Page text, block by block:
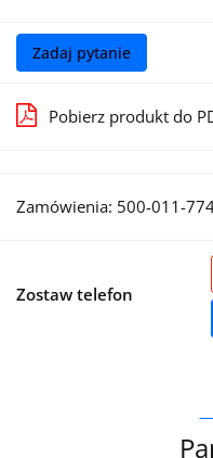
Zadaj pytanie
Pobierz produkt do
Zamówienia: 500-011-
Zostaw telefon